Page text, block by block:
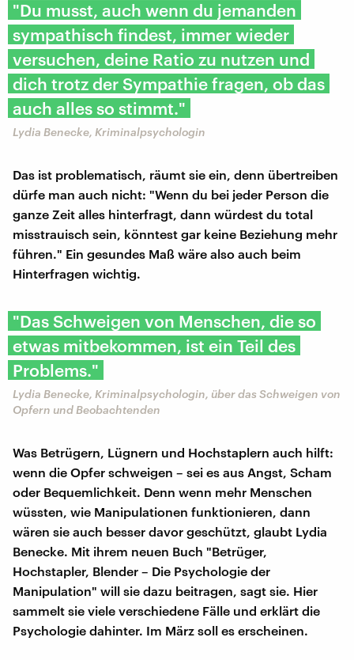
"Du musst, auch wenn du jemanden
sympathisch findest, immer wieder
versuchen, deine Ratio zu nutzen und
dich trotz der Sympathie fragen, ob das
auch alles so stimmt."
Lydia Benecke, Kriminalpsychologin
Das ist problematisch, räumt sie ein, denn übertreiben
dürfe man auch nicht: "Wenn du bei jeder Person die
ganze Zeit alles hinterfragt, dann würdest du total
misstrauisch sein, könntest gar keine Beziehung mehr
führen." Ein gesundes Maß wäre also auch beim
Hinterfragen wichtig.
"Das Schweigen von Menschen, die so
etwas mitbekommen, ist ein Teil des
Problems."
Lydia Benecke, Kriminalpsychologin, über das Schweigen von
Opfern und Beobachtenden
Was Betrügern, Lügnern und Hochstaplern auch hilft:
wenn die Opfer schweigen – sei es aus Angst, Scham
oder Bequemlichkeit. Denn wenn mehr Menschen
wüssten, wie Manipulationen funktionieren, dann
wären sie auch besser davor geschützt, glaubt Lydia
Benecke. Mit ihrem neuen Buch "Betrüger,
Hochstapler, Blender – Die Psychologie der
Manipulation" will sie dazu beitragen, sagt sie. Hier
sammelt sie viele verschiedene Fälle und erklärt die
Psychologie dahinter. Im März soll es erscheinen.